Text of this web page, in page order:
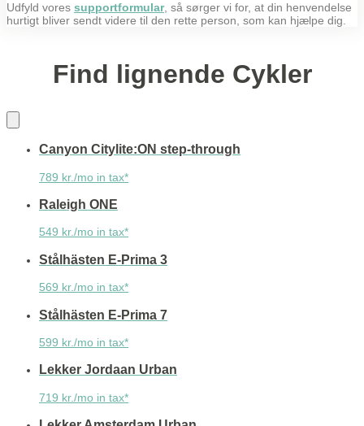
Udfyld vores supportformular, så sørger vi for, at din henvendelse
hurtigt bliver sendt videre til den rette person, som kan hjælpe dig.
Find lignende Cykler
Canyon Citylite:ON step-through
789 kr./mo in tax*
Raleigh ONE
549 kr./mo in tax*
Stålhästen E-Prima 3
569 kr./mo in tax*
Stålhästen E-Prima 7
599 kr./mo in tax*
Lekker Jordaan Urban
719 kr./mo in tax*